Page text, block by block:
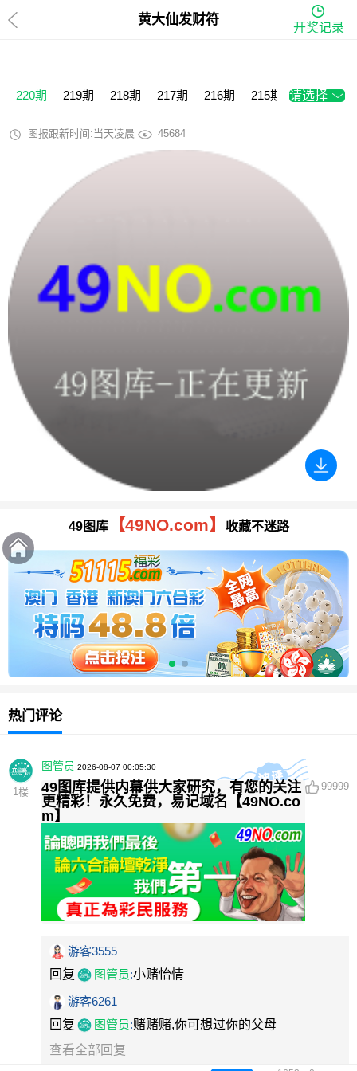
黄大仙发财符
开奖记录
220期 219期 218期 217期 216期 215期 214期
请选择
图报跟新时间:当天凌晨 45684
49图库【49NO.com】 收藏不迷路
热门评论
1 楼
图管员 2026-08-07 00:05:30
49图库提供内幕供大家研究，有您的关注
更精彩！永久免费，易记域名【49NO.co
m】
99999
游客3555
回复
图管员:小赌怡情
游客6261
回复
图管员:赌赌赌,你可想过你的父母
查看全部回复